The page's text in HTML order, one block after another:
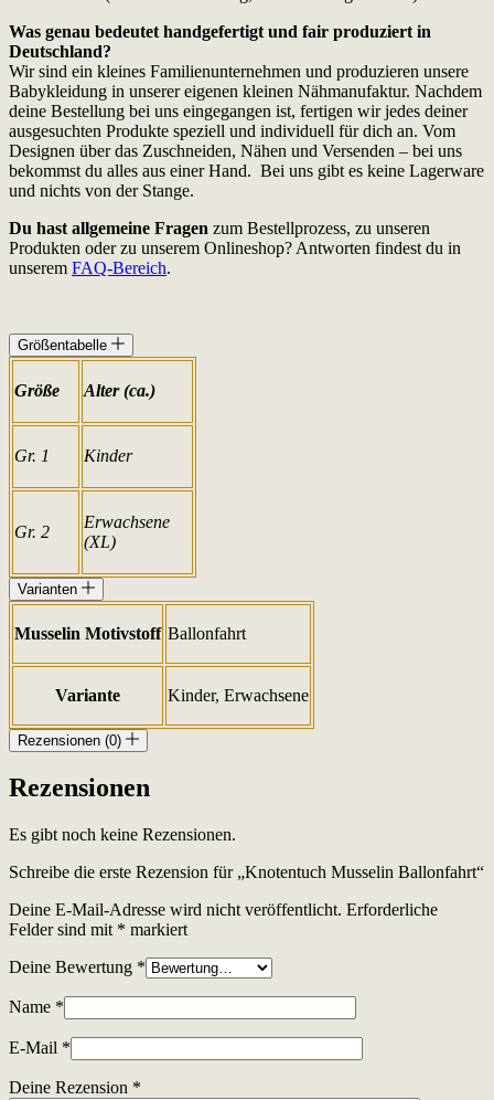
Was genau bedeutet handgefertigt und fair produziert in
Deutschland?
Wir sind ein kleines Familienunternehmen und produzieren unsere
Babykleidung in unserer eigenen kleinen Nähmanufaktur. Nachdem
deine Bestellung bei uns eingegangen ist, fertigen wir jedes deiner
ausgesuchten Produkte speziell und individuell für dich an. Vom
Designen über das Zuschneiden, Nähen und Versenden – bei uns
bekommst du alles aus einer Hand. Bei uns gibt es keine Lagerware
und nichts von der Stange.
Du hast allgemeine Fragen zum Bestellprozess, zu unseren
Produkten oder zu unserem Onlineshop? Antworten findest du in
unserem FAQ-Bereich.
Größentabelle
Größe Alter (ca.)
Gr. 1 Kinder
Gr. 2
Erwachsene
(XL)
Varianten
Musselin Motivstoff Ballonfahrt
Variante Kinder, Erwachsene
Rezensionen (0)
Rezensionen
Es gibt noch keine Rezensionen.
Schreibe die erste Rezension für „Knotentuch Musselin Ballonfahrt“
Deine E-Mail-Adresse wird nicht veröffentlicht. Erforderliche
Felder sind mit * markiert
Deine Bewertung *
Name *
E-Mail *
Deine Rezension *